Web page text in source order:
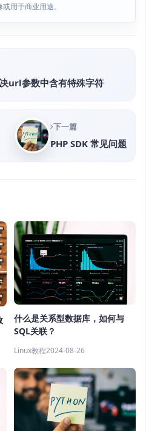
用于商业用途。
url参数中含有特殊字符
下一篇
PHP SDK 常见问题
什么是关系型数据库，如何与
SQL关联？
Linux教程2024-08-26